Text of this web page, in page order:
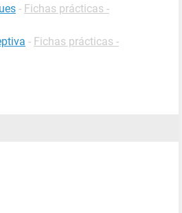
- Fichas prácticas -
- Fichas prácticas -